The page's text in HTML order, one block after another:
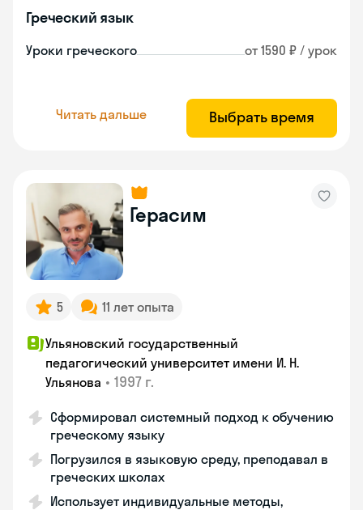
Греческий язык
Уроки греческого от 1590 ₽ / урок
Читать дальше Выбрать время
Герасим
5 11 лет опыта
Ульяновский государственный
педагогический университет имени И. Н.
Ульянова • 1997 г.
Сформировал системный подход к обучению
греческому языку
Погрузился в языковую среду, преподавал в
греческих школах
Использует индивидуальные методы,